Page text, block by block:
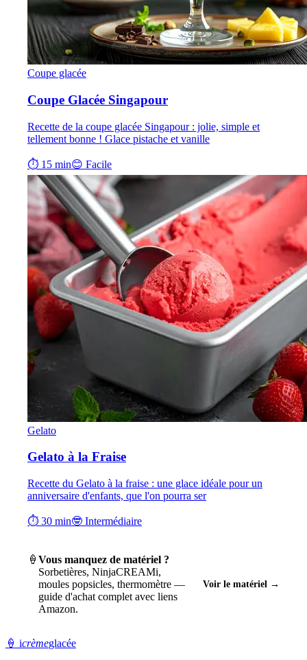
Coupe glacée
Coupe Glacée Singapour
Recette de la coupe glacée Singapour : jolie, simple et
tellement bonne ! Glace pistache et vanille
⏱ 15 min😊 Facile
Gelato
Gelato à la Fraise
Recette du Gelato à la fraise : une glace idéale pour un
anniversaire d'enfants, que l'on pourra ser
⏱ 30 min🤓 Intermédiaire
🍦 Vous manquez de matériel ?
Sorbetières, NinjaCREAMi,
moules popsicles, thermomètre —
guide d'achat complet avec liens
Amazon.
Voir le matériel →
🍦 icrèmeglacée